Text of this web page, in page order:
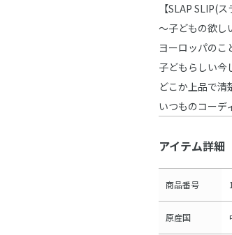
【SLAP SLIP(
～子どもの欲し
ヨーロッパのこ
子どもらしい今
どこか上品で
いつものコーデ
アイテム詳細
商品番号
原産国